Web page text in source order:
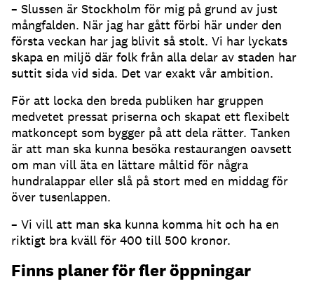
– Slussen är Stockholm för mig på grund av just
mångfalden. När jag har gått förbi här under den
första veckan har jag blivit så stolt. Vi har lyckats
skapa en miljö där folk från alla delar av staden har
suttit sida vid sida. Det var exakt vår ambition.
För att locka den breda publiken har gruppen
medvetet pressat priserna och skapat ett flexibelt
matkoncept som bygger på att dela rätter. Tanken
är att man ska kunna besöka restaurangen oavsett
om man vill äta en lättare måltid för några
hundralappar eller slå på stort med en middag för
över tusenlappen.
– Vi vill att man ska kunna komma hit och ha en
riktigt bra kväll för 400 till 500 kronor.
Finns planer för fler öppningar